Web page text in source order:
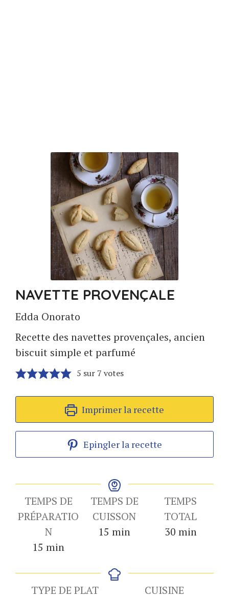
NAVETTE PROVENÇALE
Edda Onorato
Recette des navettes provençales, ancien
biscuit simple et parfumé
5 sur 7 votes
Imprimer la recette
Epingler la recette
TEMPS DE
PRÉPARATIO
N
15 minutes
min
TEMPS DE
CUISSON
15 minutes
min
TEMPS
TOTAL
30minutes
min
TYPE DE PLAT
CUISINE